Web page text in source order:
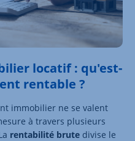
locatif : qu'est-
rentable ?
immobilier ne se valent
à travers plusieurs
rentabilité brute divise le